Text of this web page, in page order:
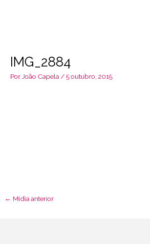
IMG_2884
PorJoão Capela/5 outubro, 2015
← Mídia anterior